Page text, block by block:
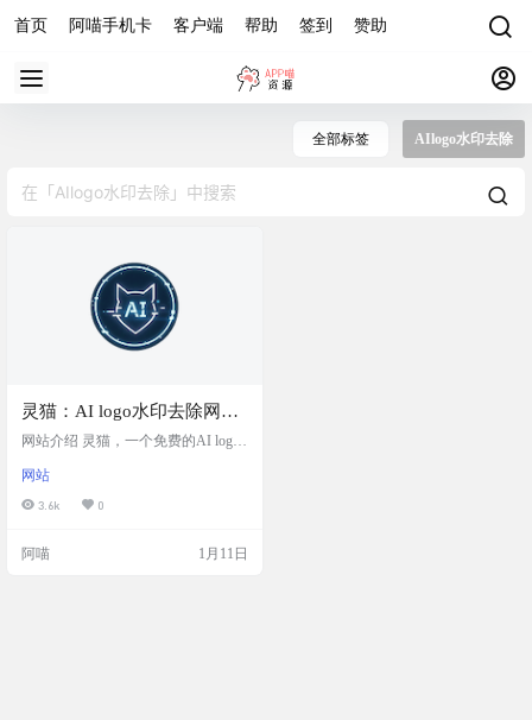
首页 阿喵手机卡 客户端 帮助 签到 赞助
全部标签 AIlogo水印去除
灵猫：AI logo水印去除网
站，支持Gemini（Nano
梦等平台
网站介绍 灵猫，一个免费的AI logo
中”AI生成“三个字的水印。支持的平
台包括：Gemini（Nano Banana）、
于白色背景高对比度和水印颜色区
网站
3.6k 0
阿喵 1月11日